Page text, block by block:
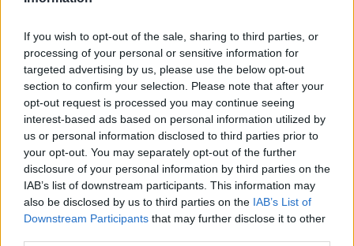
If you wish to opt-out of the sale, sharing to third parties, or
processing of your personal or sensitive information for
targeted advertising by us, please use the below opt-out
section to confirm your selection. Please note that after your
opt-out request is processed you may continue seeing
interest-based ads based on personal information utilized by
us or personal information disclosed to third parties prior to
your opt-out. You may separately opt-out of the further
disclosure of your personal information by third parties on the
IAB’s list of downstream participants. This information may
also be disclosed by us to third parties on the IAB’s List of
Downstream Participants that may further disclose it to other
Hälfte spielt ja noch aktiv und vielleicht schaue ich ja
gelegentlich
mal wieder rein um hier etwas zu lesen.
Ciao, macht es gut und bleibt gesund !!!
***freundlich über den Farmzaun winke***
iwalam70
Wolf.K.,Goolohexe
Magitta7070
Lebende Forenlegende
Zitat von iwalam70:↑
Guten Morgen !!!
Ich sage es mal frei nach Hape Kerkeling, "Ich bin dann mal
weg".
Mich nervt das Spiel schon länger, aber gestern Morgen hab ich
die HE nur sehr widerwillig gemacht und mir wurde klar,